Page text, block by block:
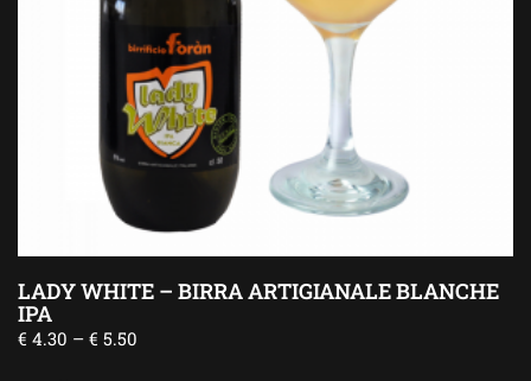
LADY WHITE – BIRRA ARTIGIANALE BLANCHE
IPA
€ 4.30 – € 5.50